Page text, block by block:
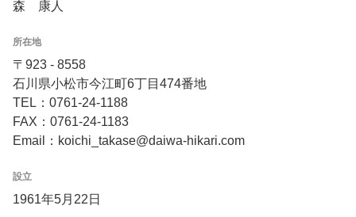
森 康人
所在地
〒923 - 8558
石川県小松市今江町6丁目474番地
TEL：0761-24-1188
FAX：0761-24-1183
Email：koichi_takase@daiwa-hikari.com
設立
1961年5月22日